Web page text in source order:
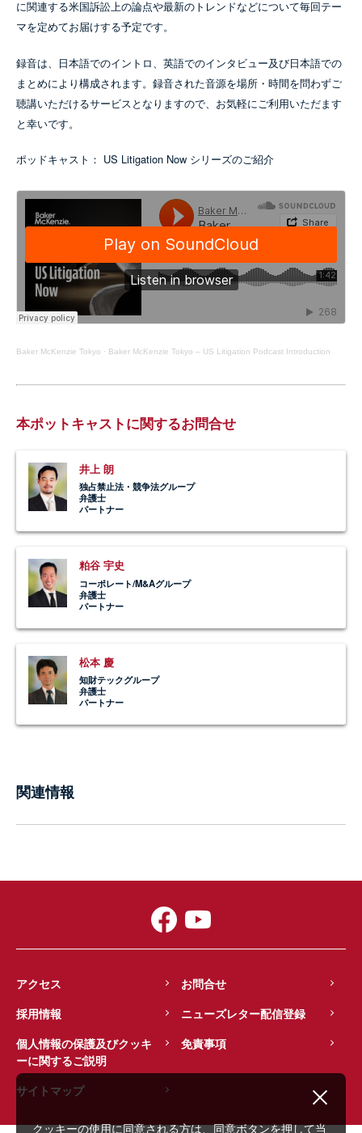
に関連する米国訴訟上の論点や最新のトレンドなどについて毎回テー
マを定めてお届けする予定です。
録音は、日本語でのイントロ、英語でのインタビュー及び日本語での
まとめにより構成されます。録音された音源を場所・時間を問わずご
聴講いただけるサービスとなりますので、お気軽にご利用いただます
と幸いです。
ポッドキャスト： US Litigation Now シリーズのご紹介
Baker McKenzie Tokyo · Baker McKenzie Tokyo – US Litigation Podcast Introduction
本ポットキャストに関するお問合せ
井上 朗
独占禁止法・競争法グループ
弁護士
パートナー
粕谷 宇史
コーポレート/M&Aグループ
弁護士
パートナー
松本 慶
知財テックグループ
弁護士
パートナー
関連情報
アクセス
お問合せ
採用情報
ニューズレター配信登録
個人情報の保護及びクッキ
ーに関するご説明
免責事項
サイトマップ
クッキーの使用に同意される方は、同意ボタンを押して当